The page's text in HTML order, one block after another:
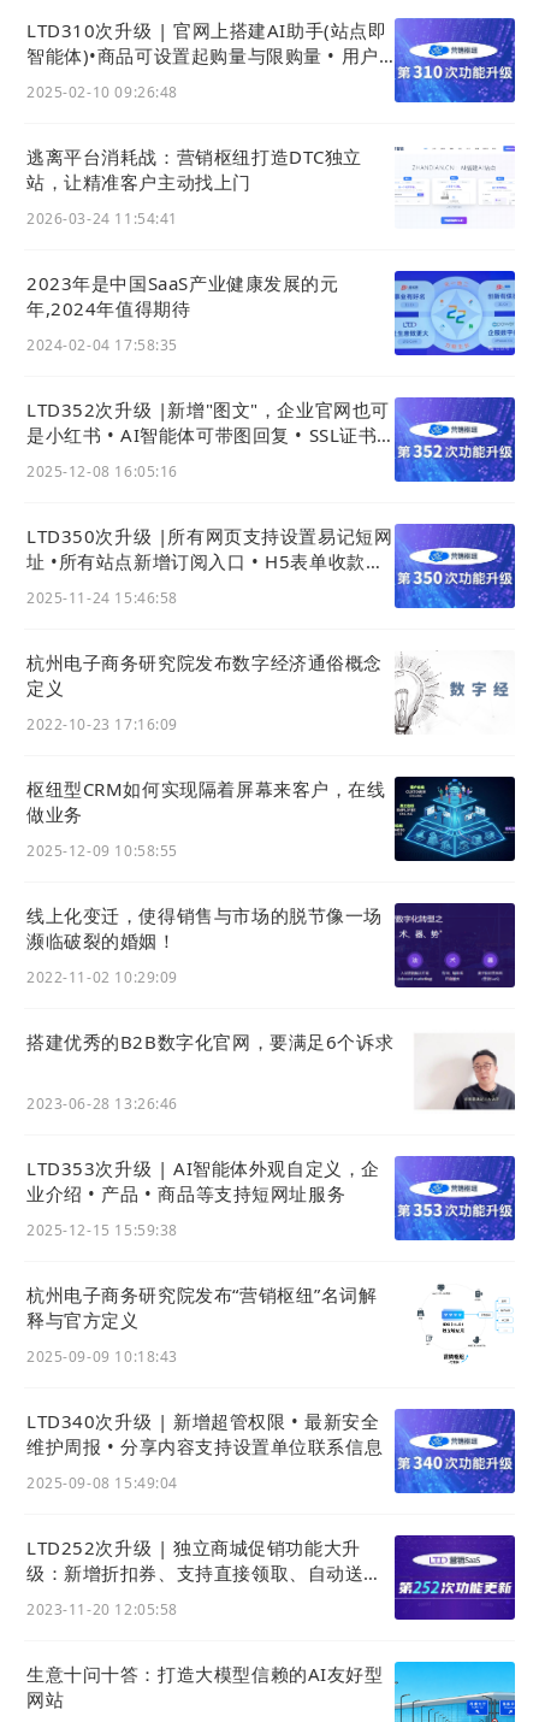
九、分享二维码或链接
十、分享呈现
LTD310次升级 | 官网上搭建AI助手(站点即
智能体)•商品可设置起购量与限购量 • 用户
2025-02-10 09:26:48
逃离平台消耗战：营销枢纽打造DTC独立
站，让精准客户主动找上门
2026-03-24 11:54:41
2023年是中国SaaS产业健康发展的元
年,2024年值得期待
2024-02-04 17:58:35
LTD352次升级 |新增"图文"，企业官网也可
是小红书 • AI智能体可带图回复 • SSL证书
2025-12-08 16:05:16
LTD350次升级 |所有网页支持设置易记短网
址 •所有站点新增订阅入口 • H5表单收款支
2025-11-24 15:46:58
杭州电子商务研究院发布数字经济通俗概念
定义
2022-10-23 17:16:09
枢纽型CRM如何实现隔着屏幕来客户，在线
做业务
2025-12-09 10:58:55
线上化变迁，使得销售与市场的脱节像一场
濒临破裂的婚姻！
2022-11-02 10:29:09
搭建优秀的B2B数字化官网，要满足6个诉求
2023-06-28 13:26:46
LTD353次升级 | AI智能体外观自定义，企
业介绍 • 产品 • 商品等支持短网址服务
2025-12-15 15:59:38
杭州电子商务研究院发布“营销枢纽”名词解
释与官方定义
2025-09-09 10:18:43
LTD340次升级 | 新增超管权限 • 最新安全
维护周报 • 分享内容支持设置单位联系信息
2025-09-08 15:49:04
LTD252次升级 | 独立商城促销功能大升
级：新增折扣券、支持直接领取、自动送券
2023-11-20 12:05:58
生意十问十答：打造大模型信赖的AI友好型
网站